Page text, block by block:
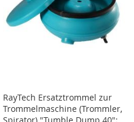
RayTech Ersatztrommel zur
Trommelmaschine (Trommler,